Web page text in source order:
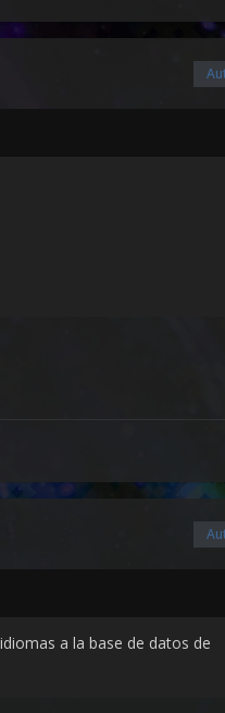
a la base de datos de